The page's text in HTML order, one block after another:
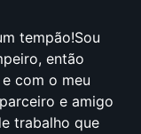
tempão!Sou
então
com o meu
e amigo
trabalho que